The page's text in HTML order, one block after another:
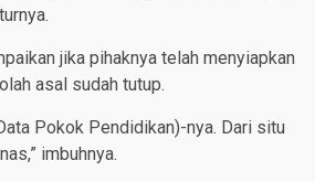
jika pihaknya telah menyiapkan
asal sudah tutup.
Pokok Pendidikan)-nya. Dari situ
imbuhnya.